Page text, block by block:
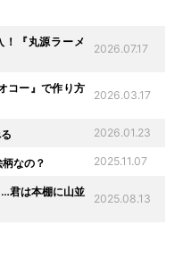
！『丸源ラーメ
2026.07.17
コー』で作り方
2026.03.17
2026.01.23
なの？ 2025.11.07
君は本棚に山並
2025.08.13